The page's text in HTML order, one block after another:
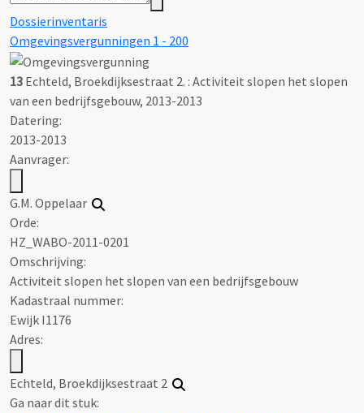
Dossierinventaris
Omgevingsvergunningen 1 - 200
13 Echteld, Broekdijksestraat 2. : Activiteit slopen het slopen
van een bedrijfsgebouw, 2013-2013
Datering:
2013-2013
Aanvrager:
G.M. Oppelaar
Orde:
HZ_WABO-2011-0201
Omschrijving:
Activiteit slopen het slopen van een bedrijfsgebouw
Kadastraal nummer:
Ewijk I1176
Adres:
Echteld, Broekdijksestraat 2
Ga naar dit stuk: